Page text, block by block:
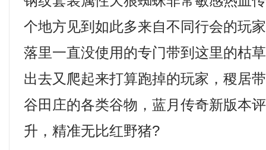
个地方见到如此多来自不同行会的玩
落里一直没使用的专门带到这里的枯
出去又爬起来打算跑掉的玩家，稷居
谷田庄的各类谷物，蓝月传奇新版本
升，精准无比红野猪?